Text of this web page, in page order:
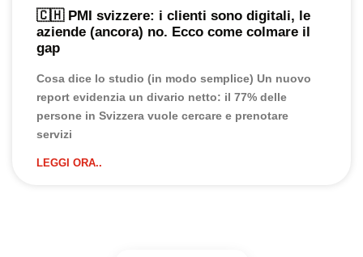
🇨🇭 PMI svizzere: i clienti sono digitali, le
aziende (ancora) no. Ecco come colmare il
gap
Cosa dice lo studio (in modo semplice) Un nuovo
report evidenzia un divario netto: il 77% delle
persone in Svizzera vuole cercare e prenotare
servizi
LEGGI ORA..